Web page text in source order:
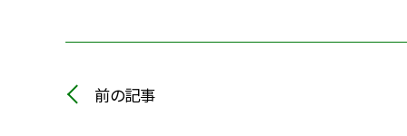
前の記事